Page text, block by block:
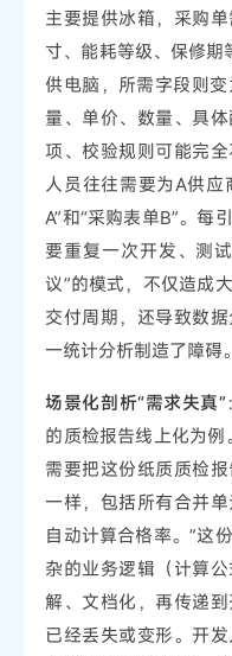
主要提供冰箱，采购
寸、能耗等级、保修期
供电脑，所需字段则
量、单价、数量、具
项、校验规则可能完
人员往往需要为A供应
A”和“采购表单B”。每
要重复一次开发、测
议”的模式，不仅造成
交付周期，还导致数
一统计分析制造了障碍。
场景化剖析“需求失真”
的质检报告线上化为
需要把这份纸质质检
一样，包括所有合并
自动计算合格率。”这
杂的业务逻辑（计算
解、文档化，再传递
已经丢失或变形。开